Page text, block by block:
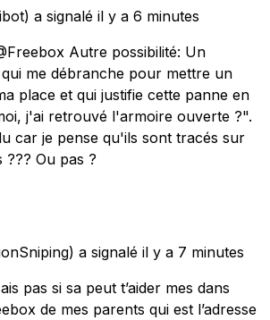
a signalé il y a 6 minutes
Autre possibilité: Un
me débranche pour mettre un
place et qui justifie cette panne en
j'ai retrouvé l'armoire ouverte ?".
car je pense qu'ils sont tracés sur
Ou pas ?
a signalé il y a 7 minutes
pas si sa peut t’aider mes dans
de mes parents qui est l’adresse